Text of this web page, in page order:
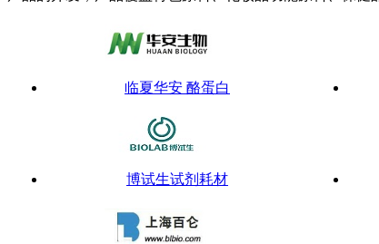
临夏华安 酪蛋白
博试生试剂耗材